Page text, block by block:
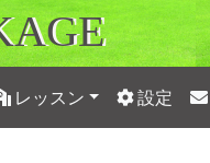
レッスン 設定